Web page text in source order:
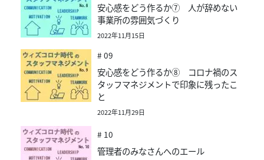
安心感をどう作るか⑦ 人が辞めない
事業所の雰囲気づくり
2022年11月15日
# 09
安心感をどう作るか⑧ コロナ禍のス
タッフマネジメントで印象に残ったこ
と
2022年11月29日
# 10
管理者のみなさんへのエール